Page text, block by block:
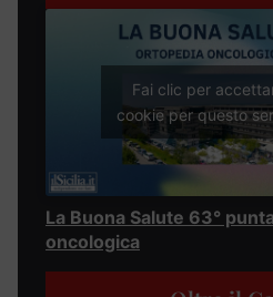
Fai clic per
cookie per questo
La Buona Salute 63°
oncologica